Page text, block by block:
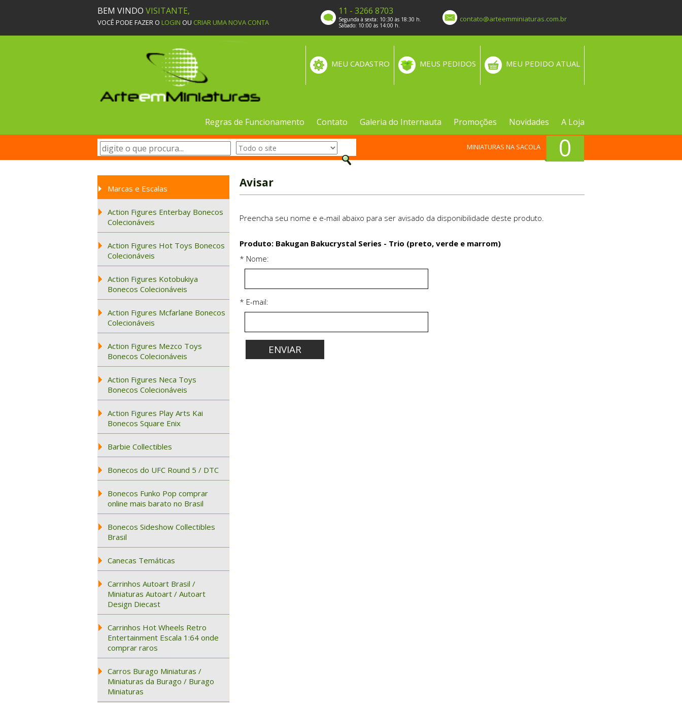
BEM VINDO VISITANTE,
VOCÊ PODE FAZER O LOGIN OU CRIAR UMA NOVA CONTA
11 - 3266 8703
Segunda à sexta: 10:30 às 18:30 h.
Sábado: 10:00 às 14:00 h.
contato@arteemminiaturas.com.br
MEU PEDIDO ATUAL
MEUS PEDIDOS
MEU CADASTRO
Regras de Funcionamento Contato Galeria do Internauta Promoções Novidades A Loja
0
MINIATURAS NA SACOLA
Marcas e Escalas
Action Figures Enterbay Bonecos
Colecionáveis
Action Figures Hot Toys Bonecos
Colecionáveis
Action Figures Kotobukiya
Bonecos Colecionáveis
Action Figures Mcfarlane Bonecos
Colecionáveis
Action Figures Mezco Toys
Bonecos Colecionáveis
Action Figures Neca Toys
Bonecos Colecionáveis
Action Figures Play Arts Kai
Bonecos Square Enix
Barbie Collectibles
Bonecos do UFC Round 5 / DTC
Bonecos Funko Pop comprar
online mais barato no Brasil
Bonecos Sideshow Collectibles
Brasil
Canecas Temáticas
Carrinhos Autoart Brasil /
Miniaturas Autoart / Autoart
Design Diecast
Carrinhos Hot Wheels Retro
Entertainment Escala 1:64 onde
comprar raros
Carros Burago Miniaturas /
Miniaturas da Burago / Burago
Miniaturas
Avisar
Preencha seu nome e e-mail abaixo para ser avisado da disponibilidade deste produto.
Produto: Bakugan Bakucrystal Series - Trio (preto, verde e marrom)
* Nome:
* E-mail: